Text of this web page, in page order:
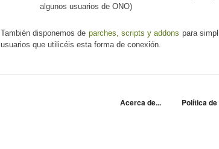
algunos usuarios de ONO)
También disponemos de parches, scripts y addons para
usuarios que utilicéis esta forma de conexión.
Acerca de... Política